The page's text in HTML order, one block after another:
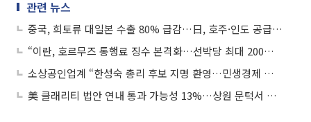
관련 뉴스
중국, 희토류 대일본 수출 80% 급감…日, 호주·인도 공급망 모색
“이란, 호르무즈 통행료 징수 본격화…선박당 최대 200만달러”
소상공인업계 “한성숙 총리 후보 지명 환영…민생경제 적임자”
美 클래리티 법안 연내 통과 가능성 13%…상원 문턱서 제동